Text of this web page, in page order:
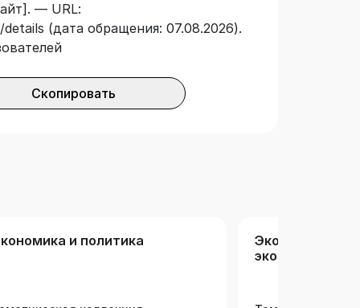
— URL:
(дата обращения: 07.08.2026).
Скопировать
и политика
Экономика.
экономика